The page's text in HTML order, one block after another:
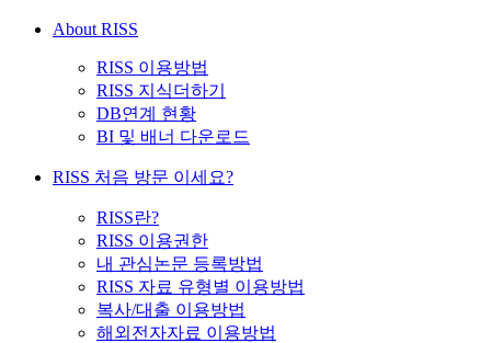
About RISS
RISS 이용방법
RISS 지식더하기
DB연계 현황
BI 및 배너 다운로드
RISS 처음 방문 이세요?
RISS란?
RISS 이용권한
내 관심논문 등록방법
RISS 자료 유형별 이용방법
복사/대출 이용방법
해외전자자료 이용방법